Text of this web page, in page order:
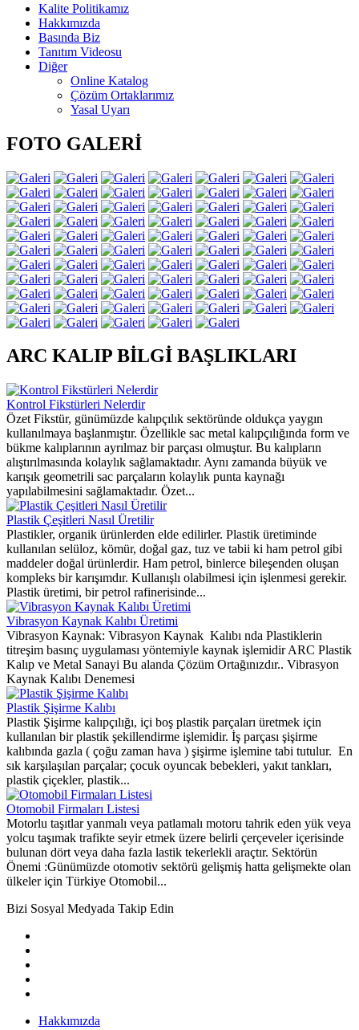
Kalite Politikamız
Hakkımızda
Basında Biz
Tanıtım Videosu
Diğer
Online Katalog
Çözüm Ortaklarımız
Yasal Uyarı
FOTO GALERİ
ARC KALIP BİLGİ BAŞLIKLARI
Kontrol Fikstürleri Nelerdir
Özet Fikstür, günümüzde kalıpçılık sektöründe oldukça yaygın
kullanılmaya başlanmıştır. Özellikle sac metal kalıpçılığında form ve
bükme kalıplarının ayrılmaz bir parçası olmuştur. Bu kalıpların
alıştırılmasında kolaylık sağlamaktadır. Aynı zamanda büyük ve
karışık geometrili sac parçaların kolaylık punta kaynağı
yapılabilmesini sağlamaktadır. Özet...
Plastik Çeşitleri Nasıl Üretilir
Plastikler, organik ürünlerden elde edilirler. Plastik üretiminde
kullanılan selüloz, kömür, doğal gaz, tuz ve tabii ki ham petrol gibi
maddeler doğal ürünlerdir. Ham petrol, binlerce bileşenden oluşan
kompleks bir karışımdır. Kullanışlı olabilmesi için işlenmesi gerekir.
Plastik üretimi, bir petrol rafinerisinde...
Vibrasyon Kaynak Kalıbı Üretimi
Vibrasyon Kaynak: Vibrasyon Kaynak Kalıbı nda Plastiklerin
titreşim basınç uygulaması yöntemiyle kaynak işlemidir ARC Plastik
Kalıp ve Metal Sanayi Bu alanda Çözüm Ortağınızdır.. Vibrasyon
Kaynak Kalıbı Denemesi
Plastik Şişirme Kalıbı
Plastik Şişirme kalıpçılığı, içi boş plastik parçaları üretmek için
kullanılan bir plastik şekillendirme işlemidir. İş parçası şişirme
kalıbında gazla ( çoğu zaman hava ) şişirme işlemine tabi tutulur. En
sık karşılaşılan parçalar; çocuk oyuncak bebekleri, yakıt tankları,
plastik çiçekler, plastik...
Otomobil Firmaları Listesi
Motorlu taşıtlar yanmalı veya patlamalı motoru tahrik eden yük veya
yolcu taşımak trafikte seyir etmek üzere belirli çerçeveler içerisinde
bulunan dört veya daha fazla lastik tekerlekli araçtır. Sektörün
Önemi :Günümüzde otomotiv sektörü gelişmiş hatta gelişmekte olan
ülkeler için Türkiye Otomobil...
Bizi Sosyal Medyada Takip Edin
Hakkımızda